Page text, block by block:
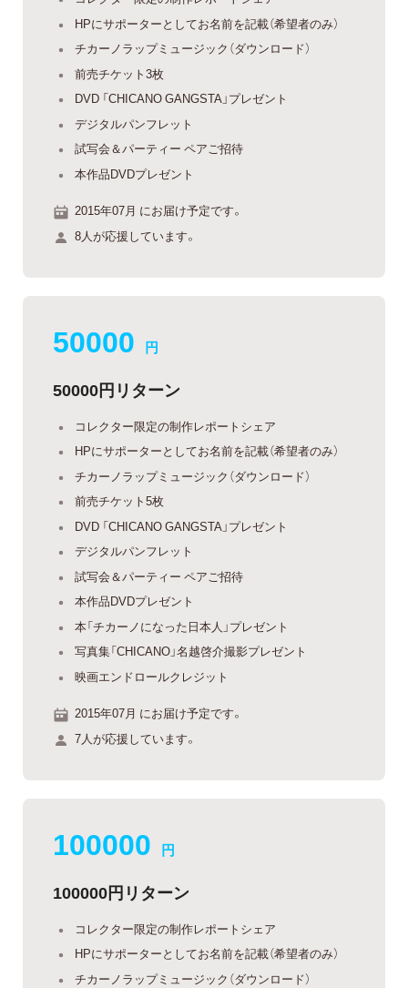
HPにサポーターとしてお名前を記載（希望者のみ）
チカーノラップミュージック（ダウンロード）
前売チケット3枚
DVD 「CHICANO GANGSTA」プレゼント
デジタルパンフレット
試写会＆パーティー ペアご招待
本作品DVDプレゼント
2015年07月 にお届け予定です。
8人が応援しています。
50000 円
50000円リターン
コレクター限定の制作レポートシェア
HPにサポーターとしてお名前を記載（希望者のみ）
チカーノラップミュージック（ダウンロード）
前売チケット5枚
DVD 「CHICANO GANGSTA」プレゼント
デジタルパンフレット
試写会＆パーティー ペアご招待
本作品DVDプレゼント
本「チカーノになった日本人」プレゼント
写真集「CHICANO」名越啓介撮影プレゼント
映画エンドロールクレジット
2015年07月 にお届け予定です。
7人が応援しています。
100000 円
100000円リターン
コレクター限定の制作レポートシェア
HPにサポーターとしてお名前を記載（希望者のみ）
チカーノラップミュージック（ダウンロード）